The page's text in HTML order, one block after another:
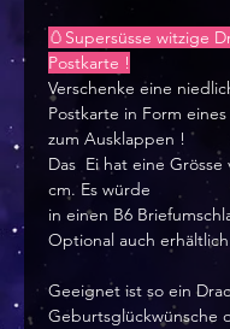
🥚Supersüsse witzige
Postkarte !
Verschenke eine
Postkarte in Form
zum Ausklappen !
Das Ei hat eine Grösse
cm. Es würde
in einen B6
Optional auch
Geeignet ist so ein
Geburtsglückwünsche